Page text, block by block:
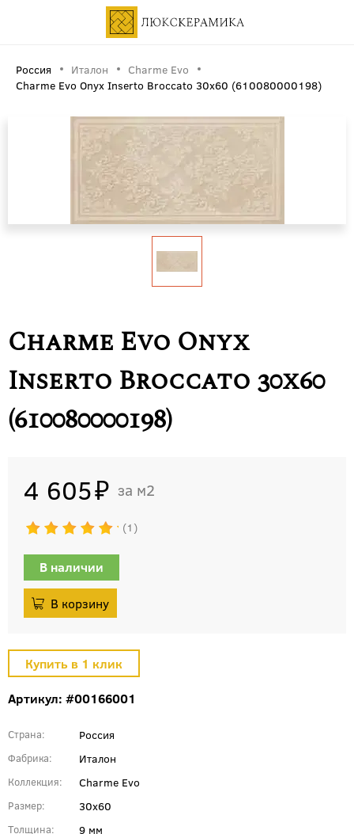
Россия Италон
Charme Evo
Charme Evo Onyx Inserto Broccato 30x60 (610080000198)
Charme Evo Onyx
Inserto Broccato 30x60
(610080000198)
4 605 м2
1
В наличии
Артикул: #00166001
Страна Россия
Фабрика Италон
Коллекция Charme Evo
Размер 30x60
Толщина 9 мм